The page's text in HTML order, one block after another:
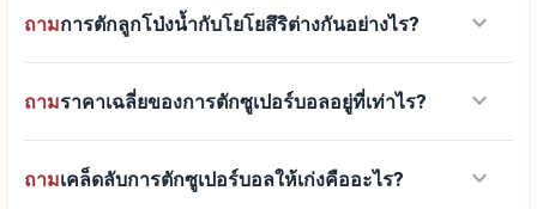
ถามการตักลูกโป่งน้ำกับโยโยสึริต่างกันอย่างไร? keyboard_arrow_down
ถามราคาเฉลี่ยของการตักซูเปอร์บอลอยู่ที่เท่าไร? keyboard_arrow_down
ถามเคล็ดลับการตักซูเปอร์บอลให้เก่งคืออะไร? keyboard_arrow_down